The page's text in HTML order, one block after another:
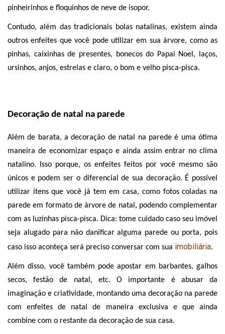
pinheirinhos e floquinhos de neve de isopor.
Contudo, além das tradicionais bolas natalinas, existem ainda
outros enfeites que você pode utilizar em sua árvore, como as
pinhas, caixinhas de presentes, bonecos do Papai Noel, laços,
ursinhos, anjos, estrelas e claro, o bom e velho pisca-pisca.
Decoração de natal na parede
Além de barata, a decoração de natal na parede é uma ótima
maneira de economizar espaço e ainda assim entrar no clima
natalino. Isso porque, os enfeites feitos por você mesmo são
únicos e podem ser o diferencial de sua decoração. É possível
utilizar itens que você já tem em casa, como fotos coladas na
parede em formato de árvore de natal, podendo complementar
com as luzinhas pisca-pisca. Dica: tome cuidado caso seu imóvel
seja alugado para não danificar alguma parede ou porta, pois
caso isso aconteça será preciso conversar com sua imobiliária.
Além disso, você também pode apostar em barbantes, galhos
secos, festão de natal, etc. O importante é abusar da
imaginação e criatividade, montando uma decoração na parede
com enfeites de natal de maneira exclusiva e que ainda
combine com o restante da decoração de sua casa.